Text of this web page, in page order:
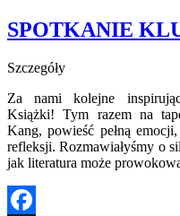
SPOTKANIE
Szczegóły
Za nami kolejne
Książki! Tym razem na
Kang, powieść pełną
refleksji. Rozmawiałyśmy o
jak literatura może